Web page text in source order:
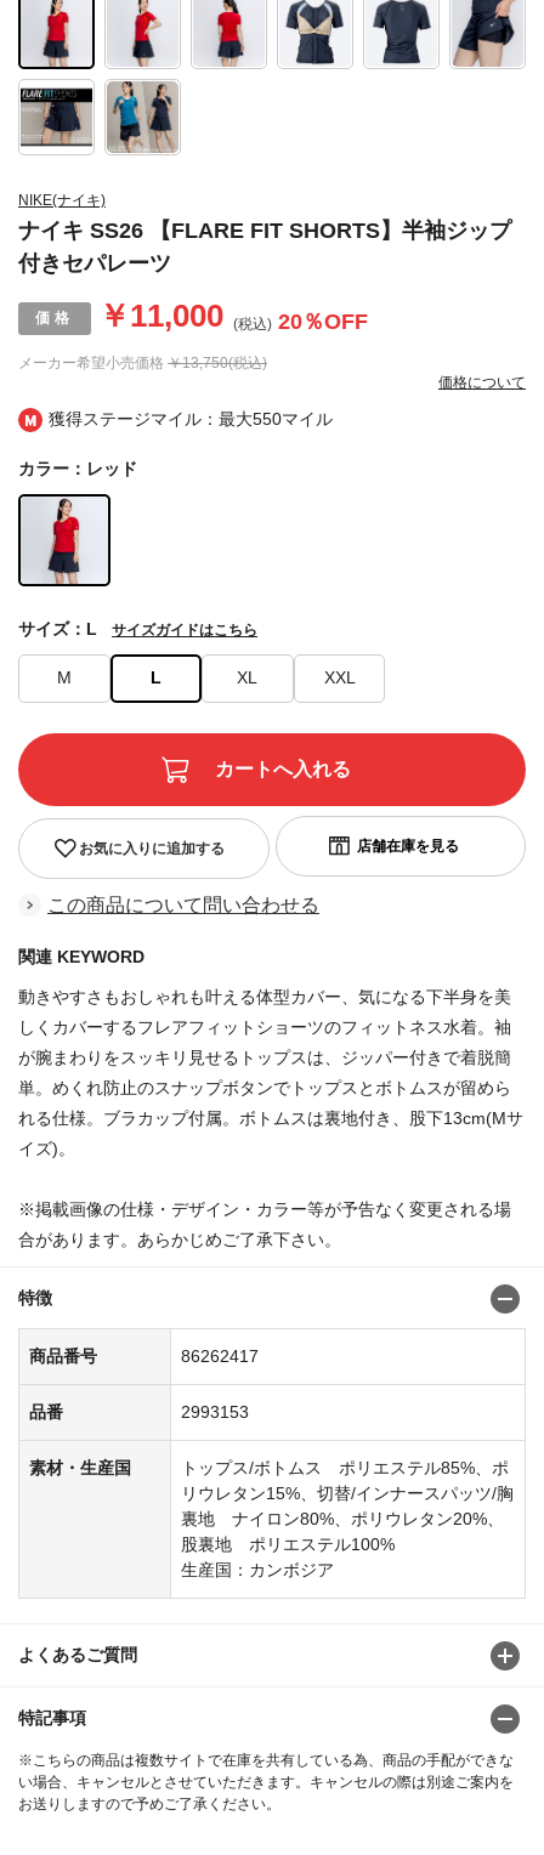
獲得ステージマイル：最大550マイル
NIKE(ナイキ)
ナイキ SS26 【FLARE FIT SHORTS】半袖ジップ
付きセパレーツ
メーカー希望小売価格 ￥13,750(税込)
￥11,000 (税込) 20％OFF
価格について
カラー：レッド
M L XL XXL
サイズ：L サイズガイドはこちら
お気に入りに追加する
この商品について問い合わせる
関連 KEYWORD
動きやすさもおしゃれも叶える体型カバー、気になる下半身を美
しくカバーするフレアフィットショーツのフィットネス水着。袖
が腕まわりをスッキリ見せるトップスは、ジッパー付きで着脱簡
単。めくれ防止のスナップボタンでトップスとボトムスが留めら
れる仕様。ブラカップ付属。ボトムスは裏地付き、股下13cm(Mサ
イズ)。
※掲載画像の仕様・デザイン・カラー等が予告なく変更される場
合があります。あらかじめご了承下さい。
特徴
商品番号 86262417
品番 2993153
素材・生産国
トップス/ボトムス ポリエステル85%、ポ
リウレタン15%、切替/インナースパッツ/胸
裏地 ナイロン80%、ポリウレタン20%、
股裏地 ポリエステル100%
生産国：カンボジア
よくあるご質問
特記事項
※こちらの商品は複数サイトで在庫を共有している為、商品の手配ができな
い場合、キャンセルとさせていただきます。キャンセルの際は別途ご案内を
お送りしますので予めご了承ください。